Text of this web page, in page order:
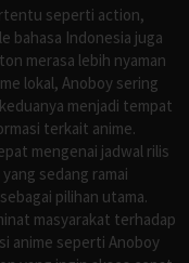
seperti action,
bahasa Indonesia juga
merasa lebih nyaman
lokal, Anoboy sering
menjadi tempat
terkait anime.
mengenai jadwal rilis
sedang ramai
pilihan utama.
masyarakat terhadap
anime seperti Anoboy